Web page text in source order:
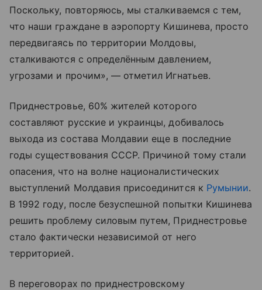
Поскольку, повторяюсь, мы сталкиваемся с тем,
что наши граждане в аэропорту Кишинева, просто
передвигаясь по территории Молдовы,
сталкиваются с определённым давлением,
угрозами и прочим», — отметил Игнатьев.
Приднестровье, 60% жителей которого
составляют русские и украинцы, добивалось
выхода из состава Молдавии еще в последние
годы существования СССР. Причиной тому стали
опасения, что на волне националистических
выступлений Молдавия присоединится к Румынии.
В 1992 году, после безуспешной попытки Кишинева
решить проблему силовым путем, Приднестровье
стало фактически независимой от него
территорией.
В переговорах по приднестровскому